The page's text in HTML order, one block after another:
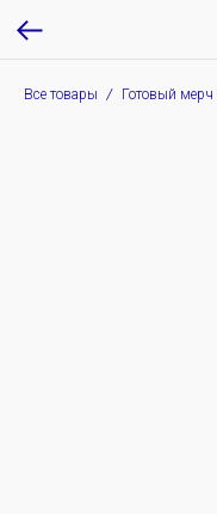
Все товары Готовый мерч